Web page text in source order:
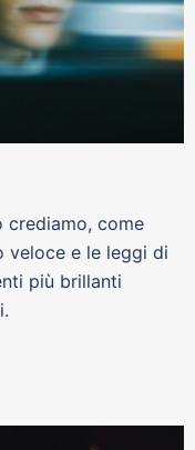
crediamo, come
veloce e le leggi di
più brillanti